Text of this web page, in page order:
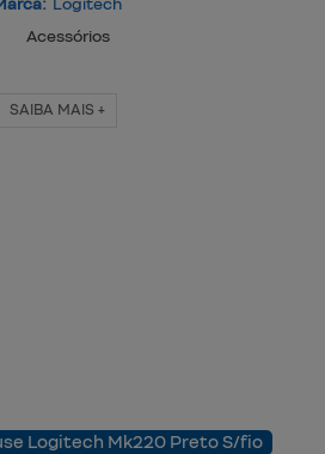
Logitech
Acessórios
SAIBA MAIS +
Logitech Mk220 Preto S/fio